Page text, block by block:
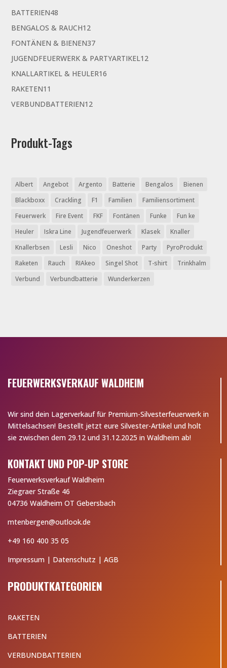
BATTERIEN48
Produkte
BENGALOS & RAUCH1212
Produkte
FONTÄNEN & BIENEN3737
Produkte
JUGENDFEUERWERK & PARTYARTIKEL1212
KNALLARTIKEL & HEULER16
RAKETEN11
Produkte
VERBUNDBATTERIEN1212
Produkt-Tags
Albert Angebot Argento Batterie Bengalos
Bienen
Blackboxx
Crackling F1 Familien
Familiensortiment
Feuerwerk
Fire Event FKF Fontänen Funke
Fun ke
Heuler
Iskra Line Jugendfeuerwerk Klasek
Knaller
Knallerbsen
Lesli Nico Oneshot Party
PyroProdukt
Raketen
Rauch RIAkeo Singel Shot T-shirt
Trinkhalm
Verbund
Verbundbatterie Wunderkerzen
FEUERWERKSVERKAUF WALDHEIM
Wir sind dein Lagerverkauf für Premium-Silvesterfeuerwerk in
Mittelsachsen! Bestellt jetzt eure Silvester-Artikel und holt
sie zwischen dem 29.12 und 31.12.2025 in Waldheim ab!
KONTAKT UND POP-UP STORE
Feuerwerksverkauf Waldheim
Ziegraer Straße 46
04736 Waldheim OT Gebersbach
mtenbergen@outlook.de
+49 160 400 35 05
Impressum | Datenschutz |AGB
PRODUKTKATEGORIEN
RAKETEN
BATTERIEN
VERBUNDBATTERIEN